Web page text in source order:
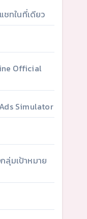
ชทในที่เดียว
Official
Simulator
ลุ่มเป้าหมาย